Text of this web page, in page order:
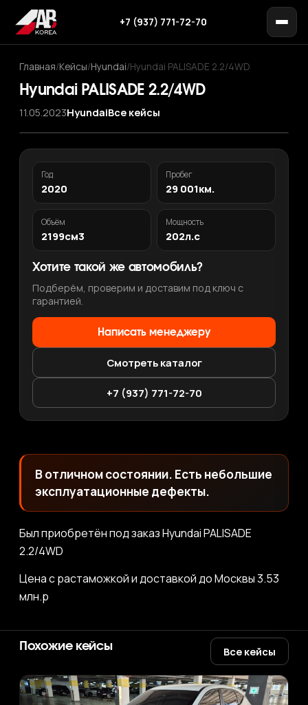
+7 (937) 771-72-70
Главная/Кейсы/Hyundai/Hyundai PALISADE 2.2/4WD
Hyundai PALISADE 2.2/4WD
11.05.2023HyundaiВсе кейсы
Год
2020
Пробег
29 001км.
Объём
2199см3
Мощность
202л.с
Хотите такой же автомобиль?
Подберём, проверим и доставим под ключ с
гарантией.
Написать менеджеру
Смотреть каталог
+7 (937) 771-72-70
В отличном состоянии. Есть небольшие
эксплуатационные дефекты.
Был приобретён под заказ Hyundai PALISADE
2.2/4WD
Цена с растаможкой и доставкой до Москвы 3.53
млн.р
Похожие кейсы Все кейсы